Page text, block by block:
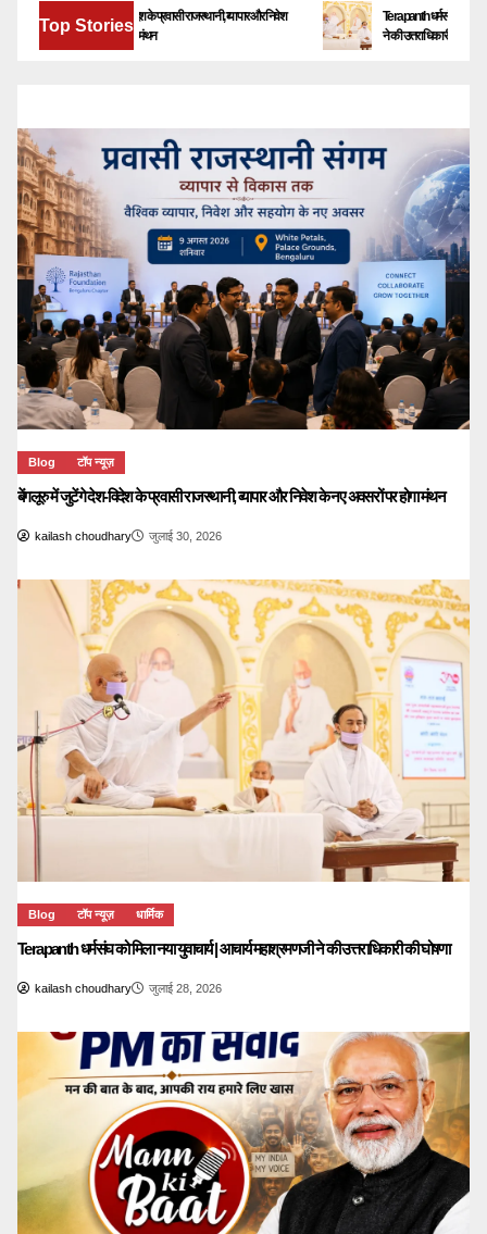
Top Stories
बेंगलूरु में जुटेंगे देश-विदेश के प्रवासी राजस्थानी, व्यापार और निवेश
के नए अवसरों पर होगा मंथन
Terapanth धर्मसंघ को मिला नया
ने की उत्तराधिकारी की घोषणा
Blog टॉप न्यूज़
बेंगलूरु में जुटेंगे देश-विदेश के प्रवासी राजस्थानी, व्यापार और निवेश के नए अवसरों पर होगा मंथन
kailash choudhary जुलाई 30, 2026
Blog टॉप न्यूज़ धार्मिक
Terapanth धर्मसंघ को मिला नया युवाचार्य | आचार्य महाश्रमणजी ने की उत्तराधिकारी की घोषणा
kailash choudhary जुलाई 28, 2026